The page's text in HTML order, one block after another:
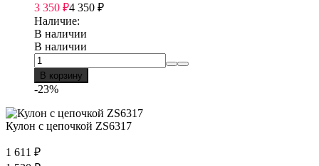
3 350 ₽4 350 ₽
Наличие:
В наличии
В наличии
В корзину
-23%
Кулон с цепочкой ZS6317
1 611 ₽